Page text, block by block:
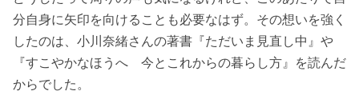
分自身に矢印を向けることも必要なはず。その想いを強く
したのは、小川奈緒さんの著書『ただいま見直し中』や
『すこやかなほうへ 今とこれからの暮らし方』を読んだ
からでした。